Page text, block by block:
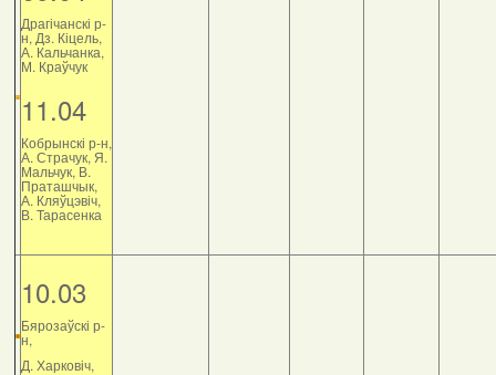
Драгічанскі р-
н, Дз. Кіцель,
А. Кальчанка,
М. Краўчук
11.04
Кобрынскі р-н,
А. Страчук, Я.
Мальчук, В.
Праташчык,
А. Кляўцэвіч,
В. Тарасенка
10.03
Бярозаўскі р-
н,
Д. Харковіч,